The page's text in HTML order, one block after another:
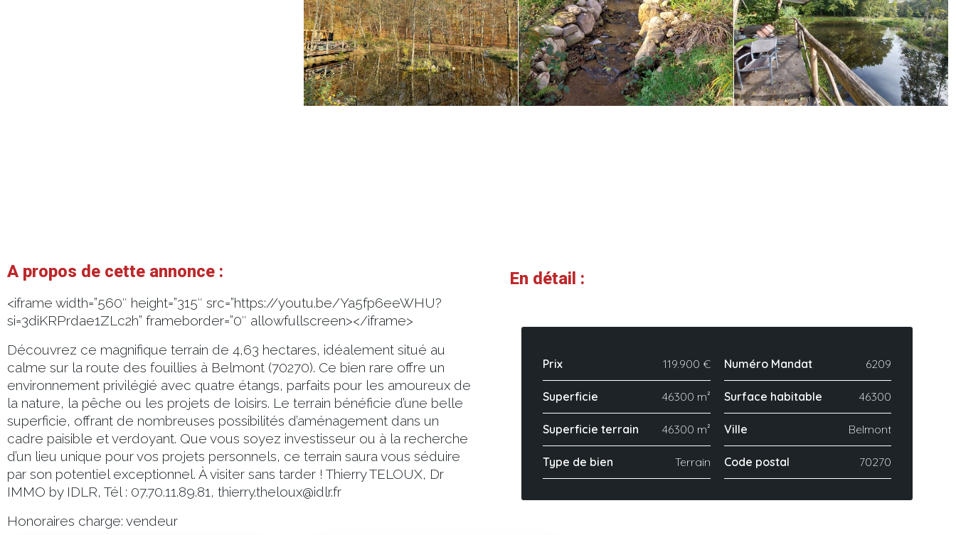
A propos de cette annonce :
<iframe width=”560″ height=”315″ src=”https://youtu.be/Ya5fp6eeWHU?
si=3diKRPrdae1ZLc2h” frameborder=”0″ allowfullscreen></iframe>
Découvrez ce magnifique terrain de 4,63 hectares, idéalement situé au
calme sur la route des fouillies à Belmont (70270). Ce bien rare offre un
environnement privilégié avec quatre étangs, parfaits pour les amoureux de
la nature, la pêche ou les projets de loisirs. Le terrain bénéficie d’une belle
superficie, offrant de nombreuses possibilités d’aménagement dans un
cadre paisible et verdoyant. Que vous soyez investisseur ou à la recherche
d’un lieu unique pour vos projets personnels, ce terrain saura vous séduire
par son potentiel exceptionnel. À visiter sans tarder ! Thierry TELOUX, Dr
IMMO by IDLR, Tél : 07.70.11.89.81, thierry.theloux@idlr.fr
Honoraires charge: vendeur
En détail :
Prix 119.900 €
Superficie 46300 m²
Superficie terrain 46300 m²
Type de bien Terrain
Numéro Mandat 6209
Surface habitable 46300
Ville Belmont
Code postal 70270